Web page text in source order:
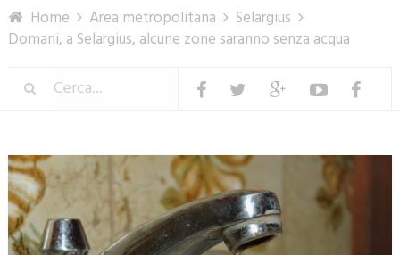
Home Area metropolitana
Selargius
Domani, a Selargius, alcune zone saranno senza acqua